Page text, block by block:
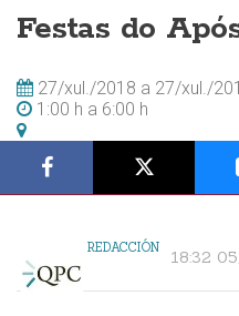
Festas do
27/xul./2018 a 27/xul./
1:00 h a 6:00 h
REDACCIÓN 18:32